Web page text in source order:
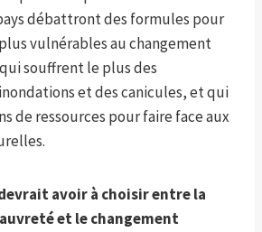
débattront des formules pour
vulnérables au changement
souffrent le plus des
et des canicules, et qui
de ressources pour faire face aux
avoir à choisir entre la
et le changement